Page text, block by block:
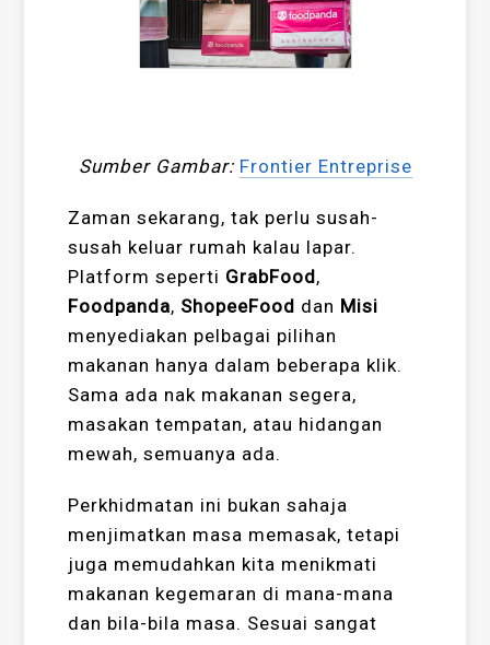
Sumber Gambar: Frontier Entreprise
Zaman sekarang, tak perlu susah-
susah keluar rumah kalau lapar.
Platform seperti GrabFood,
Foodpanda, ShopeeFood dan Misi
menyediakan pelbagai pilihan
makanan hanya dalam beberapa klik.
Sama ada nak makanan segera,
masakan tempatan, atau hidangan
mewah, semuanya ada.
Perkhidmatan ini bukan sahaja
menjimatkan masa memasak, tetapi
juga memudahkan kita menikmati
makanan kegemaran di mana-mana
dan bila-bila masa. Sesuai sangat